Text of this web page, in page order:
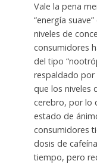
Vale la pena
“energía
niveles de
consumidores
del tipo
respaldado por
que los niveles
cerebro, por lo
estado de
consumidores
dosis de
tiempo, pero